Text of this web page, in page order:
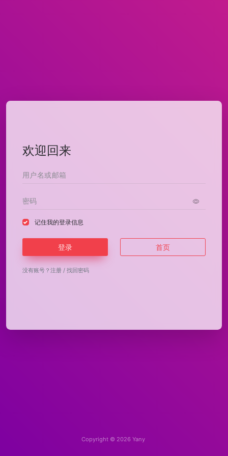
欢迎回来
记住我的登录信息
登录 首页
没有账号？ 注册 / 找回密码
Copyright © 2026 Yany